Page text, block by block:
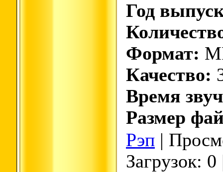
Год
Формат:
Качество:
Время
Размер
Рэп |
Загрузок: